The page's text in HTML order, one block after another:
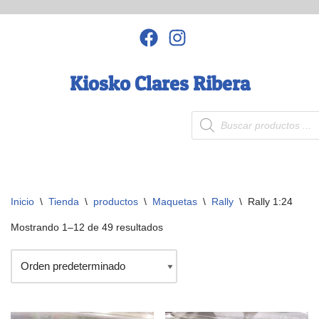
Kiosko Clares Ribera
Inicio \ Tienda \ productos \ Maquetas \ Rally \ Rally 1:24
Mostrando 1–12 de 49 resultados